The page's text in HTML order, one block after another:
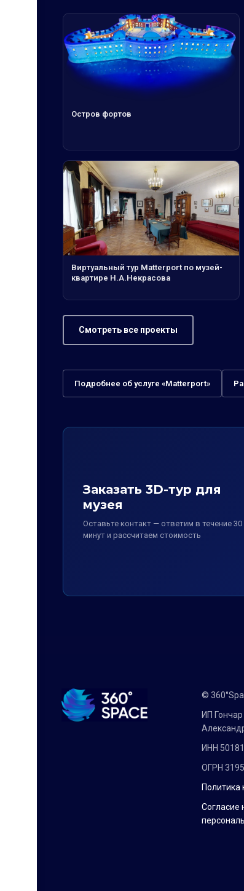
Остров фортов
Виртуальный тур Matterport по музей-
квартире Н.А.Некрасова
Смотреть все проекты
Подробнее об услуге «Matterport»
Заказать 3D-тур для
музея
Оставьте контакт — ответим в течение 30
минут и рассчитаем стоимость
©
ИП
ИНН
ОГРН
Политика
Согласие